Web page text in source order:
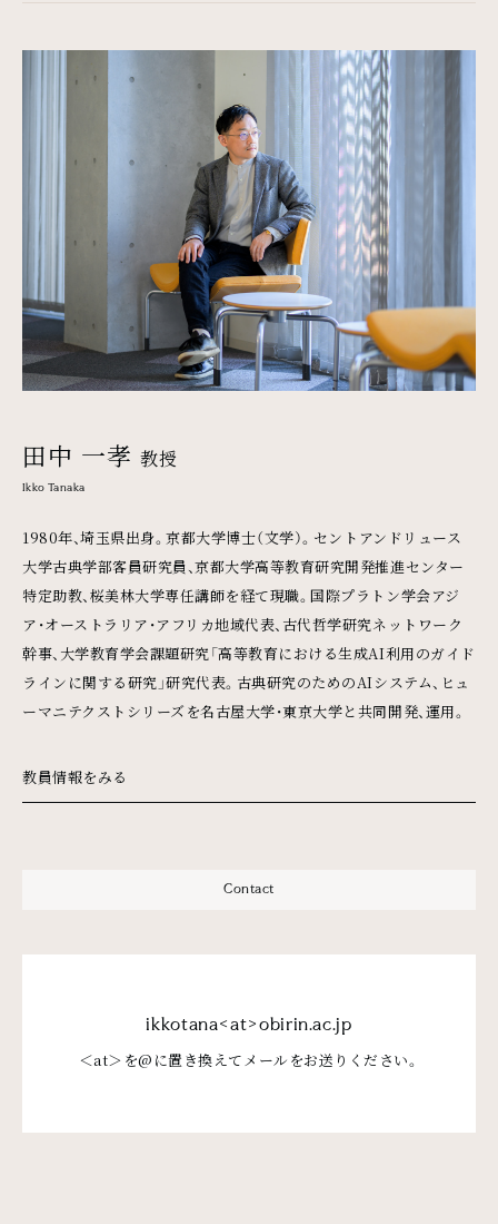
田中 一孝 教授
Ikko Tanaka
1980年、埼玉県出身。京都大学博士（文学）。セントアンドリュース
大学古典学部客員研究員、京都大学高等教育研究開発推進センター
特定助教、桜美林大学専任講師を経て現職。国際プラトン学会アジ
ア・オーストラリア・アフリカ地域代表、古代哲学研究ネットワーク
幹事、大学教育学会課題研究「高等教育における生成AI利用のガイド
ラインに関する研究」研究代表。古典研究のためのAIシステム、ヒュ
ーマニテクストシリーズを名古屋大学・東京大学と共同開発、運用。
教員情報をみる
Contact
ikkotana<at>obirin.ac.jp
＜at＞を@に置き換えてメールをお送りください。